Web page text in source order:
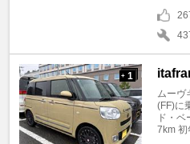
+ 1
ムーヴ
(FF)に
ド・
7km 初